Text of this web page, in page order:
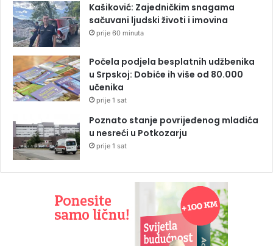
Kašiković: Zajedničkim snagama
sačuvani ljudski životi i imovina
prije 60 minuta
Počela podjela besplatnih udžbenika
u Srpskoj: Dobiće ih više od 80.000
učenika
prije 1 sat
Poznato stanje povrijeđenog mladića
u nesreći u Potkozarju
prije 1 sat